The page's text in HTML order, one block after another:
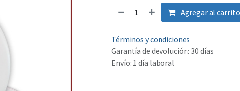
Agregar al carrito
Términos y condiciones
Garantía de devolución: 30 días
Envío: 1 día laboral